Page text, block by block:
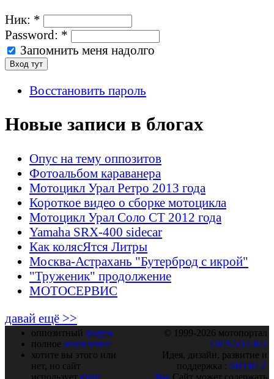
Ник: *
Password: *
Запомнить меня надолго
Восстановить пароль
Новые записи в блогах
Опус на тему оппозитов
Фотоальбом караванера
Мотоцикл Урал Ретро 2013 года
Короткое видео о сборке мотоцикла
Мотоцикл Урал Соло СТ 2012 года
Yamaha SRX-400 sidecar
Как колясЯтся Литры
Москва-Астрахань "Бутерброд с икрой"
"Труженик" продолжение
МОТОСЕРВИС
давай ещё >>
оппозитный форум
полное оглавление
хотите вы этого или
нет, но сайт
© 1999-2026 мотопортал
OPPOZIT.RU
Идея, дизайн, развитие и
поддержка : SHTRLZ